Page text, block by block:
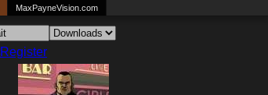
MaxPayneVision.com